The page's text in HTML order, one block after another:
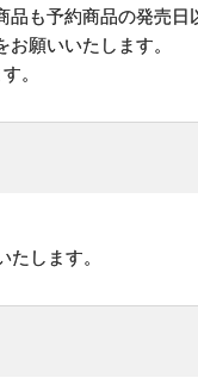
品も予約商品の発売
願いいたします。
。
します。